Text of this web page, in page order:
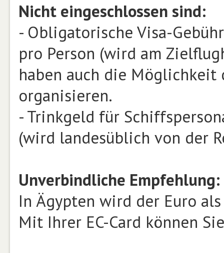
Nicht eingeschlossen sind:
- Obligatorische Visa-
pro Person (wird am
haben auch die Möglichkeit
organisieren.
- Trinkgeld für
(wird landesüblich von der
Unverbindliche Empfehlung:
In Ägypten wird der Euro
Mit Ihrer EC-Card können